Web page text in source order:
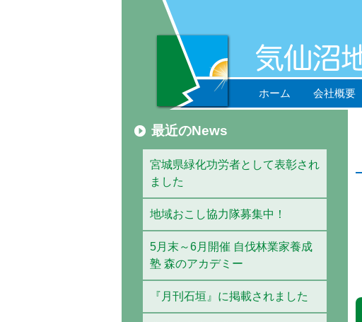
ホーム 会社概要
最近のNews
宮城県緑化功労者として表彰され
ました
地域おこし協力隊募集中！
5月末～6月開催 自伐林業家養成
塾 森のアカデミー
『月刊石垣』に掲載されました